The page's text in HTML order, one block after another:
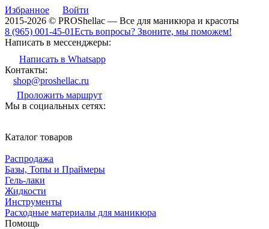
Избранное
Войти
2015-2026 © PROShellac — Все для маникюра и красоты
8 (965) 001-45-01Есть вопросы? Звоните, мы поможем!
Написать в мессенджеры:
Написать в Whatsapp
Контакты:
shop@proshellac.ru
Проложить маршрут
Мы в социальных сетях:
Каталог товаров
Распродажа
Базы, Топы и Праймеры
Гель-лаки
Жидкости
Инструменты
Расходные материалы для маникюра
Помощь